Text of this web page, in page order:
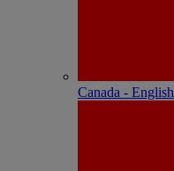
Canada - English